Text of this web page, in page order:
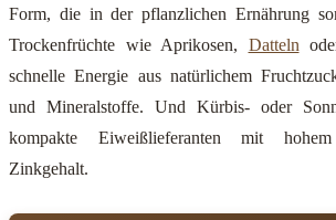
Form, die in der pflanzlichen Ernährung
Trockenfrüchte wie Aprikosen, Datteln
schnelle Energie aus natürlichem
und Mineralstoffe. Und Kürbis- oder
kompakte Eiweißlieferanten mit
Zinkgehalt.